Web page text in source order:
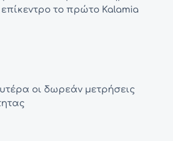
επίκεντρο το πρώτο Kalamia
οι δωρεάν μετρήσεις